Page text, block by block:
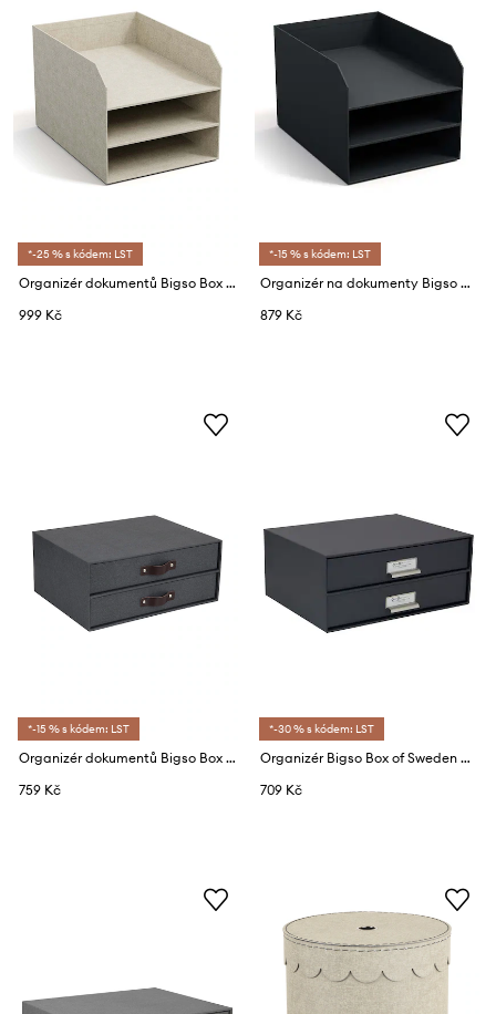
*-25 % s kódem: LST
Organizér dokumentů Bigso Box of Sweden Trey
999 Kč
*-15 % s kódem: LST
Organizér na dokumenty Bigso Box of Sweden Trey
879 Kč
*-15 % s kódem: LST
Organizér dokumentů Bigso Box of Sweden Birger
759 Kč
*-30 % s kódem: LST
Organizér Bigso Box of Sweden Birger
709 Kč